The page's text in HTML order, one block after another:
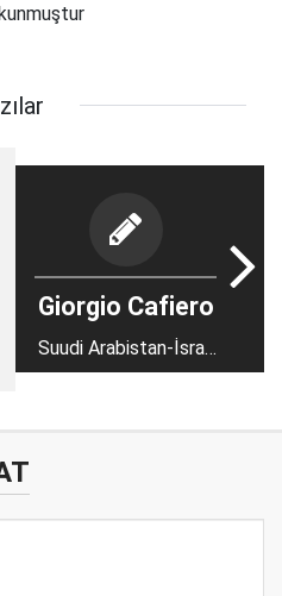
Giorgio Cafiero
Suudi Arabistan-İsrail
normalleşmesi öldü